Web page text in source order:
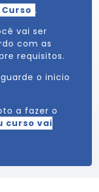
Curso .
vai ser
com as
requisitos.
o inicio
a fazer o
curso vai